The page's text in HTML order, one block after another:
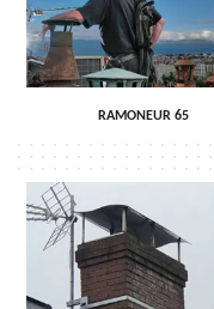
RAMONEUR 65